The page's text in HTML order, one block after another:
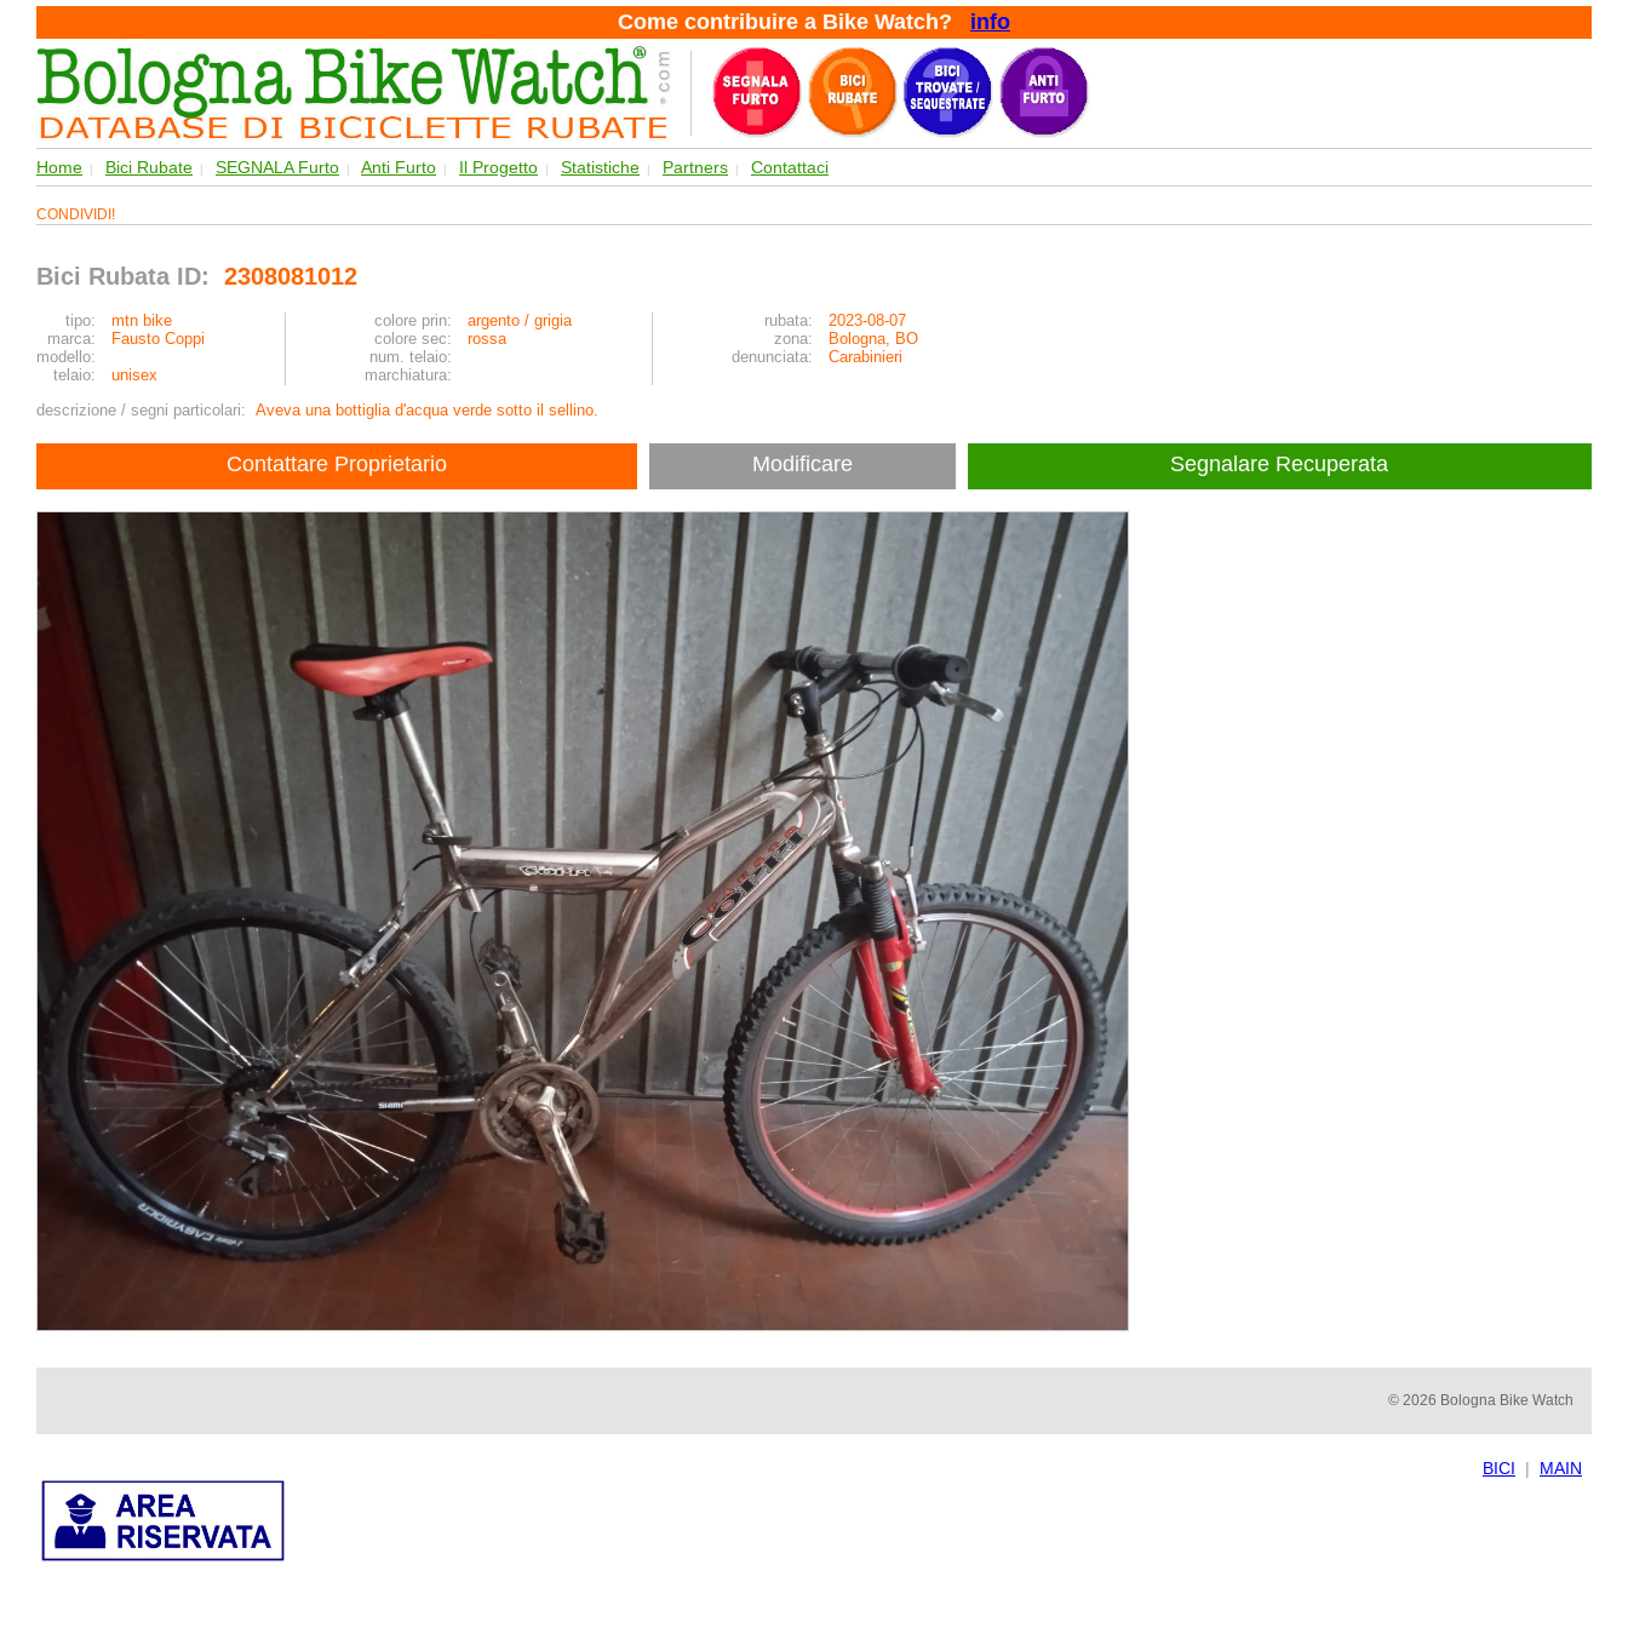
Come contribuire a Bike Watch? info
Home | Bici Rubate | SEGNALA Furto | Anti Furto | Il Progetto | Statistiche | Partners | Contattaci
CONDIVIDI!
Bici Rubata ID: 2308081012
tipo: mtn bike colore prin: argento / grigia rubata:
2023-08-07
marca:
Fausto Coppi colore sec: rossa zona:
Bologna, BO
modello:
num. telaio: denunciata:
Carabinieri
telaio:
unisex
marchiatura:
descrizione / segni particolari: Aveva una bottiglia d'acqua verde sotto il sellino.
Contattare Proprietario Modificare Segnalare Recuperata
© 2026 Bologna Bike Watch
BICI | MAIN